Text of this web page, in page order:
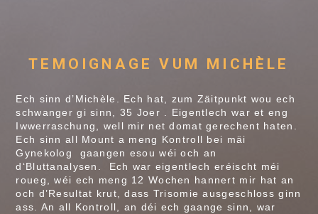
TEMOIGNAGE VUM MICHÈLE
Ech sinn d’Michèle. Ech hat, zum Zäitpunkt wou ech
schwanger gi sinn, 35 Joer . Eigentlech war et eng
Iwwerraschung, well mir net domat gerechent haten.
Ech sinn all Mount a meng Kontroll bei mäi
Gynekolog gaangen esou wéi och an
d‘Bluttanalysen. Ech war eigentlech eréischt méi
roueg, wéi ech meng 12 Wochen hannert mir hat an
och d’Resultat krut, dass Trisomie ausgeschloss ginn
ass. An all Kontroll, an déi ech gaange sinn, war